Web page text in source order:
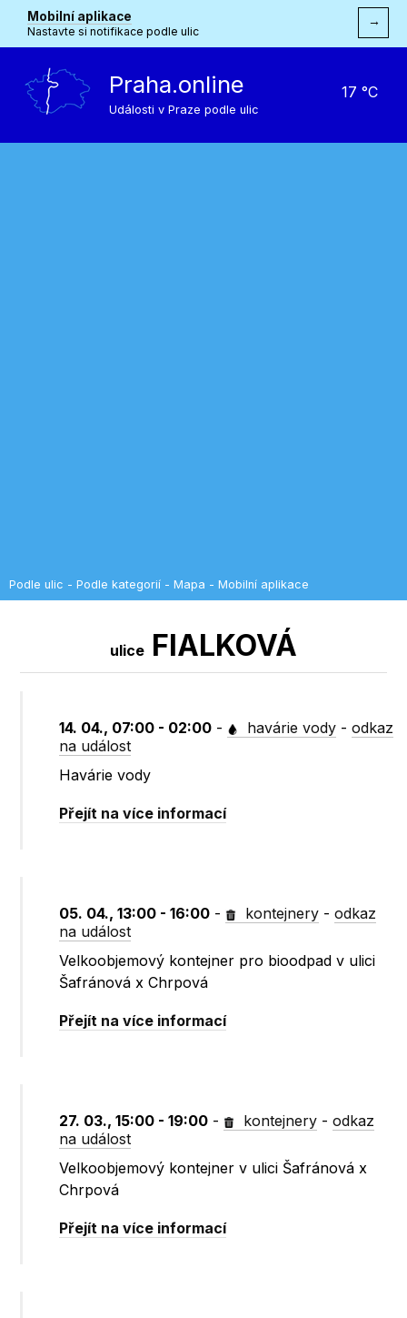
Mobilní aplikace
Nastavte si notifikace podle ulic
→
Praha.online
Události v Praze podle ulic
17 °C
Podle ulic - Podle kategorií - Mapa - Mobilní aplikace
ulice FIALKOVÁ
14. 04., 07:00 - 02:00 - havárie vody -odkaz
na událost
Havárie vody
Přejít na více informací
05. 04., 13:00 - 16:00 - kontejnery -odkaz
na událost
Velkoobjemový kontejner pro bioodpad v ulici
Šafránová x Chrpová
Přejít na více informací
27. 03., 15:00 - 19:00 - kontejnery -odkaz
na událost
Velkoobjemový kontejner v ulici Šafránová x
Chrpová
Přejít na více informací